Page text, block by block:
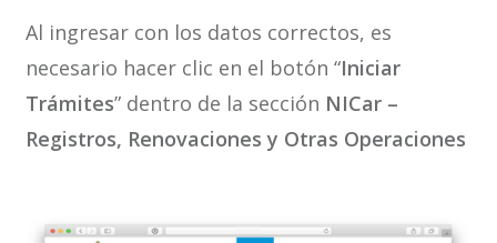
Al ingresar con los datos correctos, es
necesario hacer clic en el botón “Iniciar
Trámites” dentro de la sección NICar –
Registros, Renovaciones y Otras Operaciones